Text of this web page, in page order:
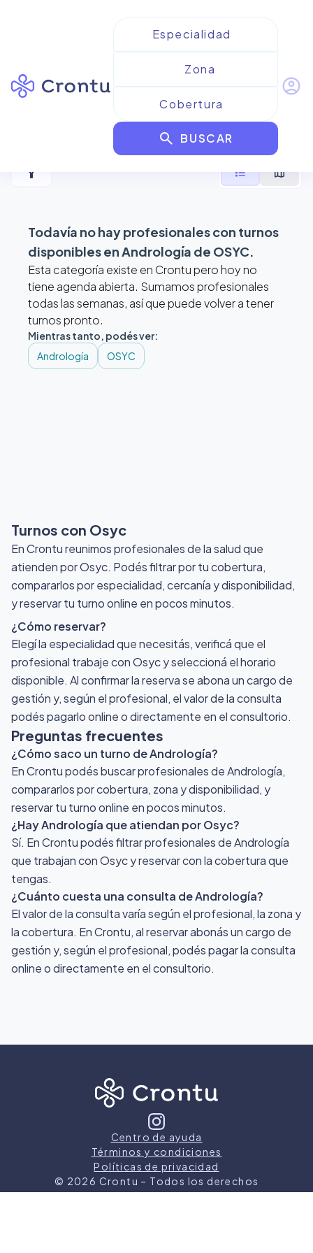
search BUSCAR
account_circle
Resultados paraAndrología
filter_alt format_list_bulleted map
Todavía no hay profesionales con turnos
disponibles enAndrología de OSYC.
Esta categoría existe en Crontu pero hoy no
tiene agenda abierta. Sumamos profesionales
todas las semanas, así que puede volver a tener
turnos pronto.
Mientras tanto, podés ver:
Andrología
OSYC
Turnos con Osyc
En Crontu reunimos profesionales de la salud que
atienden por Osyc. Podés filtrar por tu cobertura,
compararlos por especialidad, cercanía y disponibilidad,
y reservar tu turno online en pocos minutos.
¿Cómo reservar?
Elegí la especialidad que necesitás, verificá que el
profesional trabaje con Osyc y seleccioná el horario
disponible. Al confirmar la reserva se abona un cargo de
gestión y, según el profesional, el valor de la consulta
podés pagarlo online o directamente en el consultorio.
Preguntas frecuentes
¿Cómo saco un turno de Andrología?
En Crontu podés buscar profesionales de Andrología,
compararlos por cobertura, zona y disponibilidad, y
reservar tu turno online en pocos minutos.
¿Hay Andrología que atiendan por Osyc?
Sí. En Crontu podés filtrar profesionales de Andrología
que trabajan con Osyc y reservar con la cobertura que
tengas.
¿Cuánto cuesta una consulta de Andrología?
El valor de la consulta varía según el profesional, la zona y
la cobertura. En Crontu, al reservar abonás un cargo de
gestión y, según el profesional, podés pagar la consulta
online o directamente en el consultorio.
Centro de ayuda
Términos y condiciones
Políticas de privacidad
© 2026 Crontu – Todos los derechos
reservados